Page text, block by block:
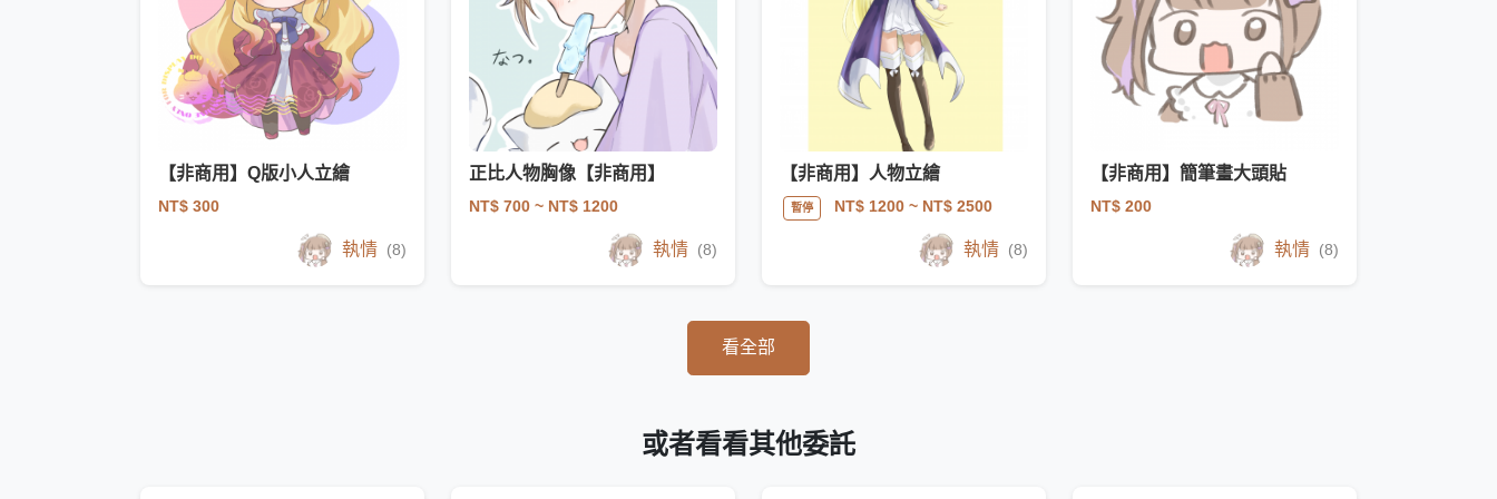
【非商用】Q版小人立繪
NT$ 300
執情 (8)
正比人物胸像【非商用】
NT$ 700 ~ NT$ 1200
執情 (8)
【非商用】人物立繪
暫停 NT$ 1200~ NT$ 2500
執情 (8)
【非商用】簡筆畫大頭貼
NT$ 200
執情 (8)
看全部
或者看看其他委託